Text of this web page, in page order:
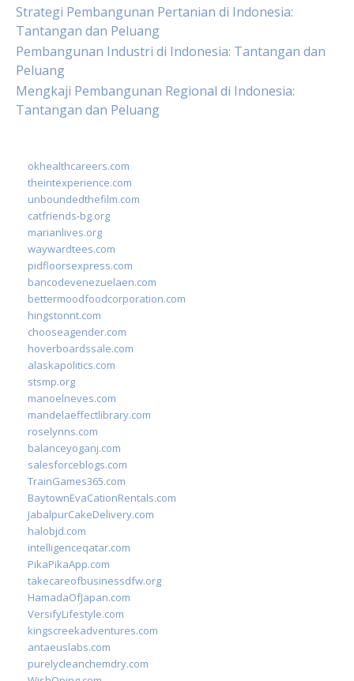
Strategi Pembangunan Pertanian di Indonesia:
Tantangan dan Peluang
Pembangunan Industri di Indonesia: Tantangan dan
Peluang
Mengkaji Pembangunan Regional di Indonesia:
Tantangan dan Peluang
okhealthcareers.com
theintexperience.com
unboundedthefilm.com
catfriends-bg.org
marianlives.org
waywardtees.com
pidfloorsexpress.com
bancodevenezuelaen.com
bettermoodfoodcorporation.com
hingstonnt.com
chooseagender.com
hoverboardssale.com
alaskapolitics.com
stsmp.org
manoelneves.com
mandelaeffectlibrary.com
roselynns.com
balanceyoganj.com
salesforceblogs.com
TrainGames365.com
BaytownEvaCationRentals.com
JabalpurCakeDelivery.com
halobjd.com
intelligenceqatar.com
PikaPikaApp.com
takecareofbusinessdfw.org
HamadaOfJapan.com
VersifyLifestyle.com
kingscreekadventures.com
antaeuslabs.com
purelycleanchemdry.com